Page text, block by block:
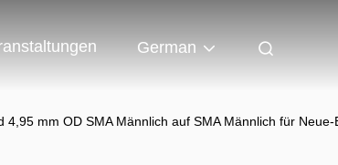
German
mm OD SMA Männlich auf SMA Männlich für